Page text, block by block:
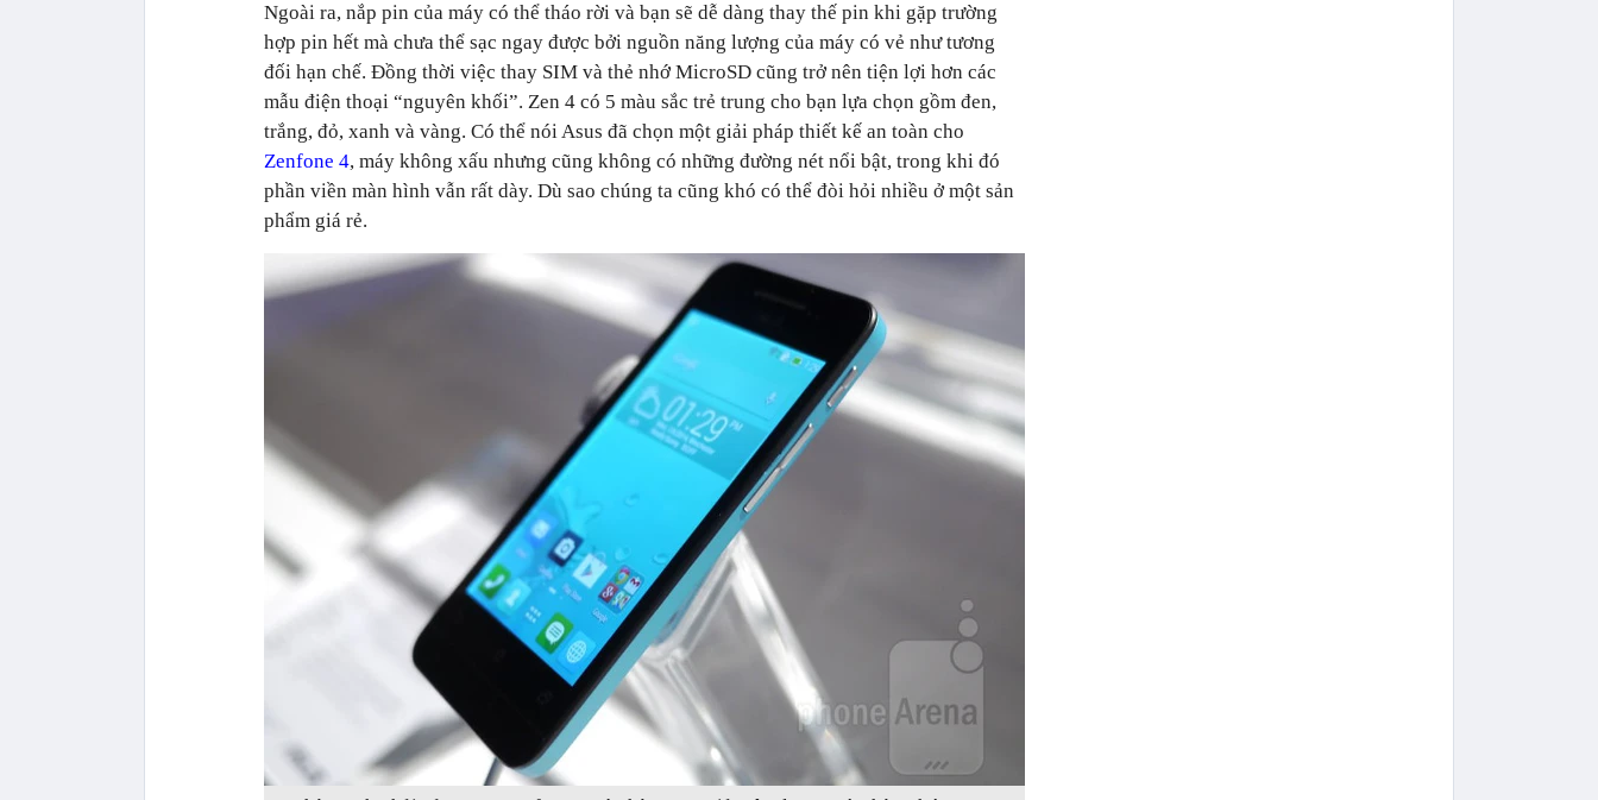
Ngoài ra, nắp pin của máy có thể tháo rời và bạn sẽ dễ dàng thay thế pin khi gặp trường
hợp pin hết mà chưa thể sạc ngay được bởi nguồn năng lượng của máy có vẻ như tương
đối hạn chế. Đồng thời việc thay SIM và thẻ nhớ MicroSD cũng trở nên tiện lợi hơn các
mẫu điện thoại “nguyên khối”. Zen 4 có 5 màu sắc trẻ trung cho bạn lựa chọn gồm đen,
trắng, đỏ, xanh và vàng. Có thể nói Asus đã chọn một giải pháp thiết kế an toàn cho
Zenfone 4, máy không xấu nhưng cũng không có những đường nét nổi bật, trong khi đó
phần viền màn hình vẫn rất dày. Dù sao chúng ta cũng khó có thể đòi hỏi nhiều ở một sản
phẩm giá rẻ.